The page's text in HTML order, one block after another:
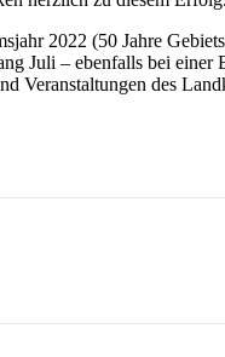
2022 (50 Jahre
Juli – ebenfalls bei einer
Veranstaltungen des